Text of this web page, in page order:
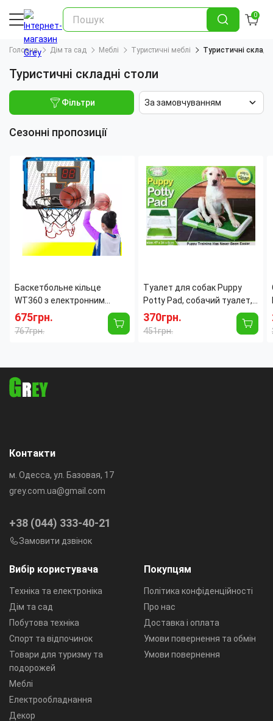
0
Головна Дім та сад Меблі Туристичні меблі Туристичні
Туристичні складні столи
Фільтри За замовчуванням
Сезонні пропозиції
Баскетбольне кільце
WT360 з електронним
табло, світлом і звуком, щит
39×28 см, м'яч Ø25 см
675грн.
767грн.
Туалет для собак Puppy
Potty Pad, собачий туалет,
лоток для собак, туалет
для цуценят домашній
туалет для
370грн.
451грн.
Вибір користувача
Техніка та електроніка
Дім та сад
Побутова техніка
Спорт та відпочинок
Товари для туризму та
подорожей
Меблі
Електрообладнання
Декор
Покупцям
Політика конфіденційності
Про нас
Доставка і оплата
Умови повернення та обмін
Умови повернення
Контакти
м. Одесса, ул. Базовая, 17
grey.com.ua@gmail.com
+38 (044) 333-40-21
Замовити дзвінок